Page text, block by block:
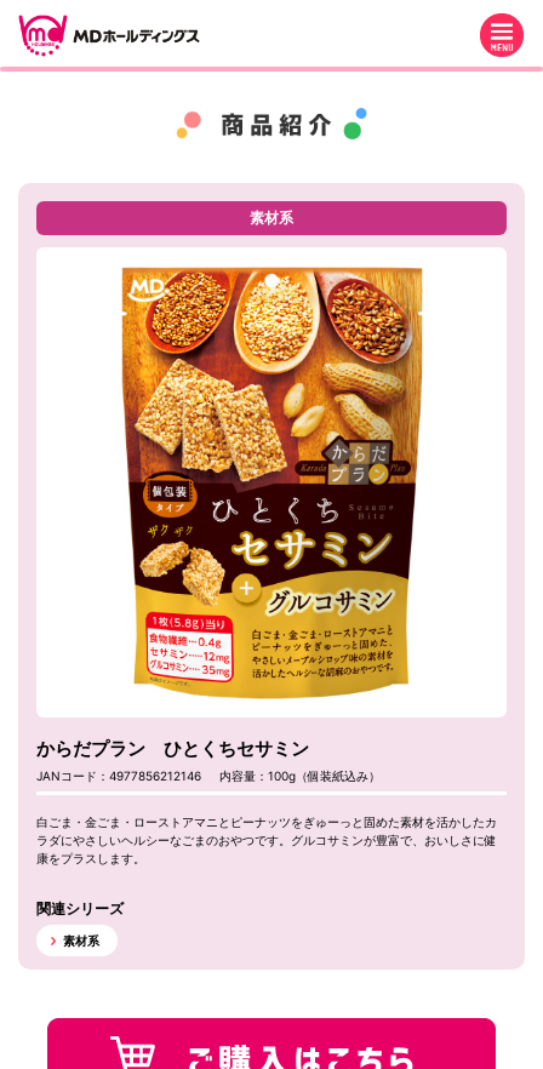
素材系
からだプラン ひとくちセサミン
JANコード：4977856212146 内容量：100g（個装紙込み）
白ごま・金ごま・ローストアマニとピーナッツをぎゅーっと固めた素材を活かしたカ
ラダにやさしいヘルシーなごまのおやつです。グルコサミンが豊富で、おいしさに健
康をプラスします。
関連シリーズ
素材系